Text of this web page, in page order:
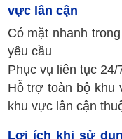
vực lân cận
Có mặt nhanh
yêu cầu
Phục vụ liên tục
Hỗ trợ toàn bộ khu
khu vực lân cận
Lợi ích khi sử